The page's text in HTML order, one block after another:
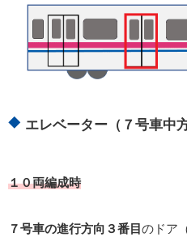
エレベーター（７号車中
１０両編成時
７号車の進行方向３番目 のドア